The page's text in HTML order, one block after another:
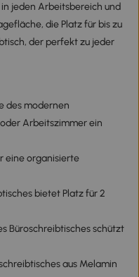
jeden Arbeitsbereich und
die Platz für bis zu
der perfekt zu jeder
des modernen
Arbeitszimmer ein
eine organisierte
bietet Platz für 2
Büroschreibtisches schützt
aus Melamin